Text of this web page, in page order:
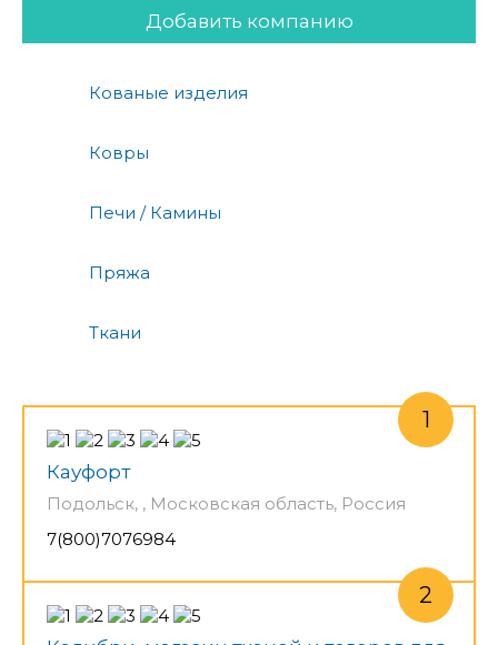
Добавить компанию
Кованые изделия
Ковры
Печи / Камины
Пряжа
Ткани
Кауфорт
Подольск, , Московская область, Россия
7(800)7076984